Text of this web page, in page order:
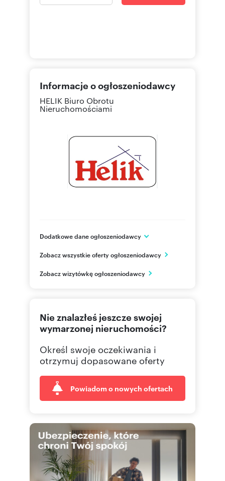
Informacje o ogłoszeniodawcy
HELIK Biuro Obrotu
Nieruchomościami
Dodatkowe dane ogłoszeniodawcy
Gniezno
PL
Zobacz wszystkie oferty ogłoszeniodawcy
Zobacz wizytówkę ogłoszeniodawcy
Nie znalazłeś jeszcze swojej
wymarzonej nieruchomości?
Określ swoje oczekiwania i
otrzymuj dopasowane oferty
Powiadom o nowych ofertach